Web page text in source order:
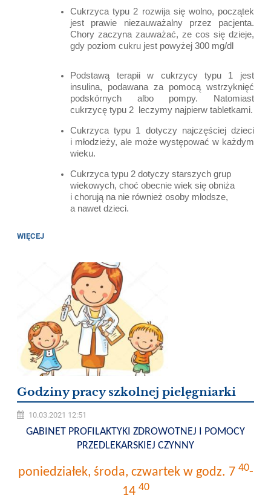
Cukrzyca typu 2 rozwija się wolno, początek
jest prawie niezauważalny przez pacjenta.
Chory zaczyna zauważać, ze cos się dzieje,
gdy poziom cukru jest powyżej 300 mg/dl
Podstawą terapii w cukrzycy typu 1 jest
insulina, podawana za pomocą wstrzyknięć
podskórnych albo pompy. Natomiast
cukrzycę typu 2 leczymy najpierw tabletkami.
Cukrzyca typu 1 dotyczy najczęściej dzieci
i młodzieży, ale może występować w każdym
wieku.
Cukrzyca typu 2 dotyczy starszych grup
wiekowych, choć obecnie wiek się obniża
i chorują na nie również osoby młodsze,
a nawet dzieci.
WIĘCEJ
Godziny pracy szkolnej pielęgniarki
10.03.2021 12:51
GABINET PROFILAKTYKI ZDROWOTNEJ I POMOCY
PRZEDLEKARSKIEJ CZYNNY
poniedziałek, środa, czwartek w godz. 7 40-
14 40